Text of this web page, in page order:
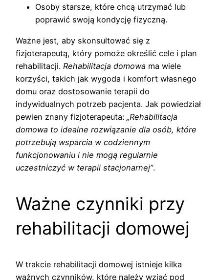
Osoby starsze, które chcą utrzymać lub
poprawić swoją kondycję fizyczną.
Ważne jest, aby skonsultować się z
fizjoterapeutą, który pomoże określić cele i plan
rehabilitacji. Rehabilitacja domowa ma wiele
korzyści, takich jak wygoda i komfort własnego
domu oraz dostosowanie terapii do
indywidualnych potrzeb pacjenta. Jak powiedział
pewien znany fizjoterapeuta: „Rehabilitacja
domowa to idealne rozwiązanie dla osób, które
potrzebują wsparcia w codziennym
funkcjonowaniu i nie mogą regularnie
uczestniczyć w terapii stacjonarnej”.
Ważne czynniki przy
rehabilitacji domowej
W trakcie rehabilitacji domowej istnieje kilka
ważnych czynników, które należy wziąć pod